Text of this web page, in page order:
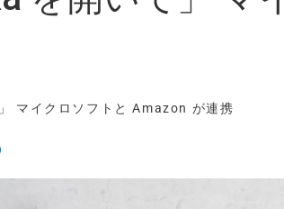
マイクロソフトと Amazon が連携